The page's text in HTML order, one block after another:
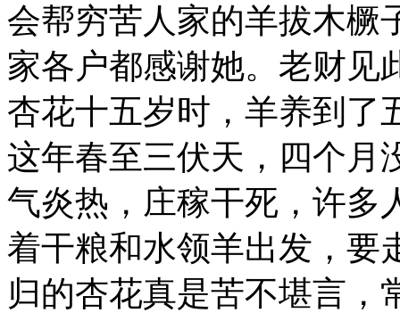
会帮穷苦人家的羊拔木橛
家各户都感谢她。老财见
杏花十五岁时，羊养到了
这年春至三伏天，四个月
气炎热，庄稼干死，许多
着干粮和水领羊出发，要
归的杏花真是苦不堪言，